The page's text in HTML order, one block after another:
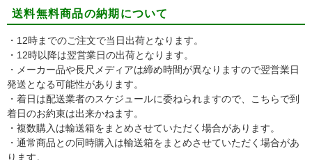
送料無料商品の納期について
・12時までのご注文で当日出荷となります。
・12時以降は翌営業日の出荷となります。
・メーカー品や長尺メディアは締め時間が異なりますので翌営業日
発送となる可能性があります。
・着日は配送業者のスケジュールに委ねられますので、こちらで到
着日のお約束は出来かねます。
・複数購入は輸送箱をまとめさせていただく場合があります。
・通常商品との同時購入は輸送箱をまとめさせていただく場合があ
ります。